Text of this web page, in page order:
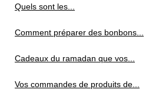
Quels sont les...
Comment préparer des bonbons...
Cadeaux du ramadan que vos...
Vos commandes de produits de...